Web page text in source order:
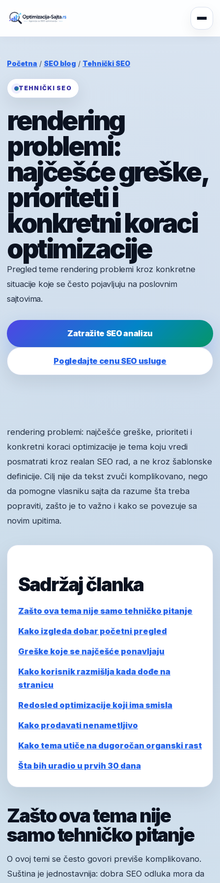
Početna / SEO blog / Tehnički SEO
TEHNIČKI SEO
rendering
problemi:
najčešće greške,
prioriteti i
konkretni koraci
optimizacije
Pregled teme rendering problemi kroz konkretne
situacije koje se često pojavljuju na poslovnim
sajtovima.
Zatražite SEO analizu
Pogledajte cenu SEO usluge
rendering problemi: najčešće greške, prioriteti i
konkretni koraci optimizacije je tema koju vredi
posmatrati kroz realan SEO rad, a ne kroz šablonske
definicije. Cilj nije da tekst zvuči komplikovano, nego
da pomogne vlasniku sajta da razume šta treba
popraviti, zašto je to važno i kako se povezuje sa
novim upitima.
Sadržaj članka
Zašto ova tema nije samo tehničko pitanje
Kako izgleda dobar početni pregled
Greške koje se najčešće ponavljaju
Kako korisnik razmišlja kada dođe na
stranicu
Redosled optimizacije koji ima smisla
Kako prodavati nenametljivo
Kako tema utiče na dugoročan organski rast
Šta bih uradio u prvih 30 dana
Zašto ova tema nije
samo tehničko pitanje
O ovoj temi se često govori previše komplikovano.
Suština je jednostavnija: dobra SEO odluka mora da